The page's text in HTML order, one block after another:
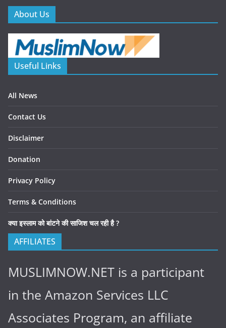
About Us
Useful Links
All News
Contact Us
Disclaimer
Donation
Privacy Policy
Terms & Conditions
क्या इस्लाम को बांटने की साजिश चल रही है ?
AFFILIATES
MUSLIMNOW.NET is a participant
in the Amazon Services LLC
Associates Program, an affiliate